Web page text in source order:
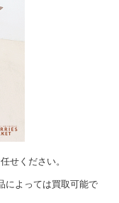
せください。
によっては買取可能で